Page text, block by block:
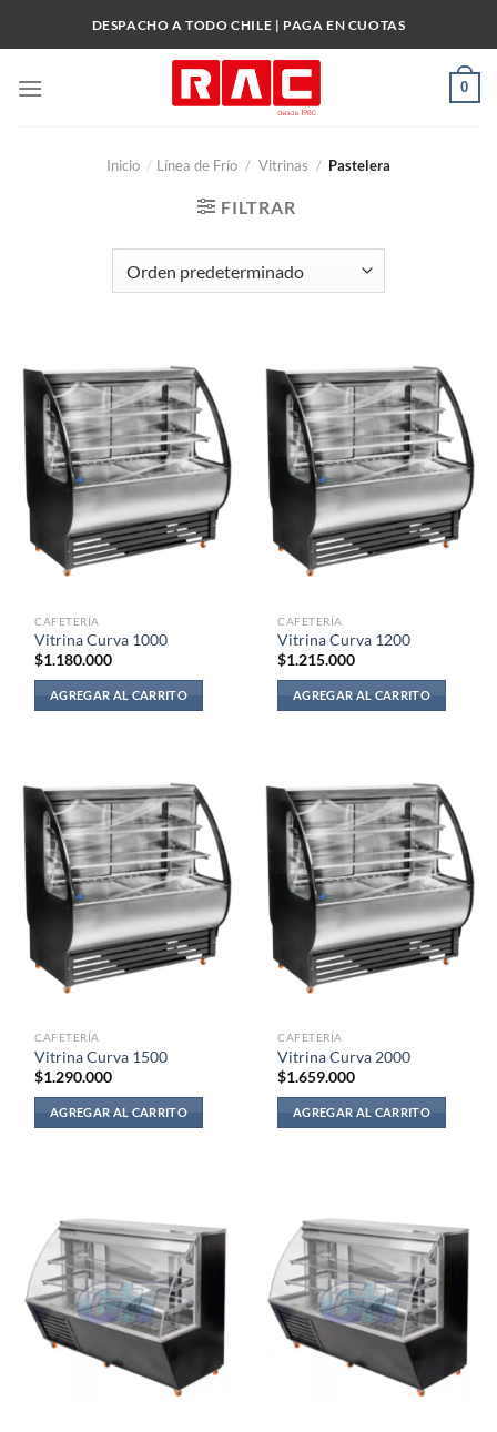
DESPACHO A TODO CHILE | PAGA EN CUOTAS
0
Inicio / Línea de Frío / Vitrinas / Pastelera
FILTRAR
CAFETERÍA
Vitrina Curva 1000
$1.180.000
AGREGAR AL CARRITO
CAFETERÍA
Vitrina Curva 1200
$1.215.000
AGREGAR AL CARRITO
CAFETERÍA
Vitrina Curva 1500
$1.290.000
AGREGAR AL CARRITO
CAFETERÍA
Vitrina Curva 2000
$1.659.000
AGREGAR AL CARRITO